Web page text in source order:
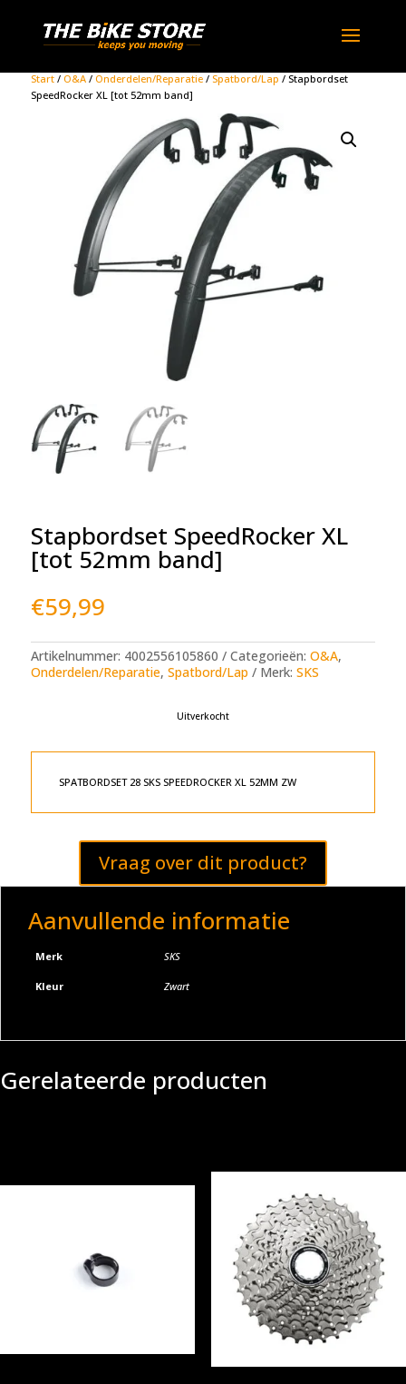
Start/ O&A/ Onderdelen/Reparatie/ Spatbord/Lap / Stapbordset
SpeedRocker XL [tot 52mm band]
Stapbordset SpeedRocker XL
[tot 52mm band]
€59,99
Artikelnummer: 4002556105860 Categorieën: O&A,
Onderdelen/Reparatie, Spatbord/Lap Merk: SKS
Uitverkocht
SPATBORDSET 28 SKS SPEEDROCKER XL 52MM ZW
Vraag over dit product?
Aanvullende informatie
Merk SKS
Kleur Zwart
Gerelateerde producten